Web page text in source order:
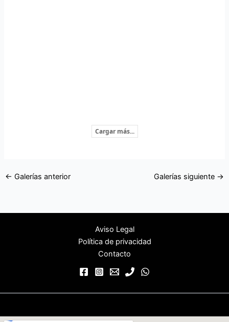
Cargar más...
← Galerías anterior Galerías siguiente →
Aviso Legal
Política de privacidad
Contacto